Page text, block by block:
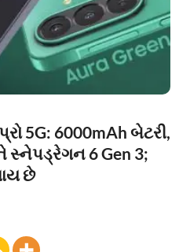
5G: 6000mAh બેટરી,
સ્નેપડ્રેગન 6 Gen 3;
છે